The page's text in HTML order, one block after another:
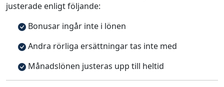
justerade enligt följande:
Bonusar ingår inte i lönen
Andra rörliga ersättningar tas inte med
Månadslönen justeras upp till heltid